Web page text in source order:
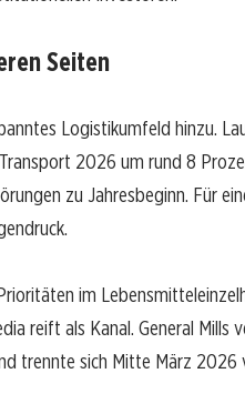
Seiten
Logistikumfeld hinzu.
2026 um rund 8
zu Jahresbeginn. Für
im
reift als Kanal. General Mills
trennte sich Mitte März 2026